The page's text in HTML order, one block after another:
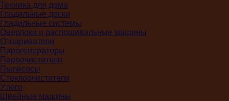
Техника для дома
Гладильные доски
Гладильные системы
Оверлоки и распошивальные машины
Отпариватели
Парогенераторы
Пароочистители
Пылесосы
Стеклоочистители
Утюги
Швейные машины